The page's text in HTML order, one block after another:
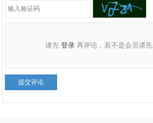
提交评论
请先 登录再评论，若不是会员请先